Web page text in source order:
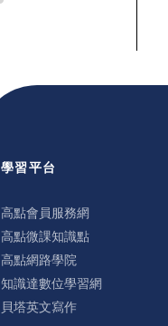
學習平台
高點會員服務網
高點微課知識點
高點網路學院
知識達數位學習網
貝塔英文寫作